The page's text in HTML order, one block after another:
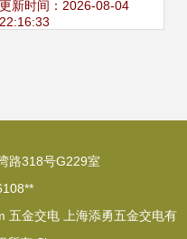
的利益导流骗局
更新时间：2026-08-04
22:16:33
路318号G229室
五金交电
上海添勇五金交电有